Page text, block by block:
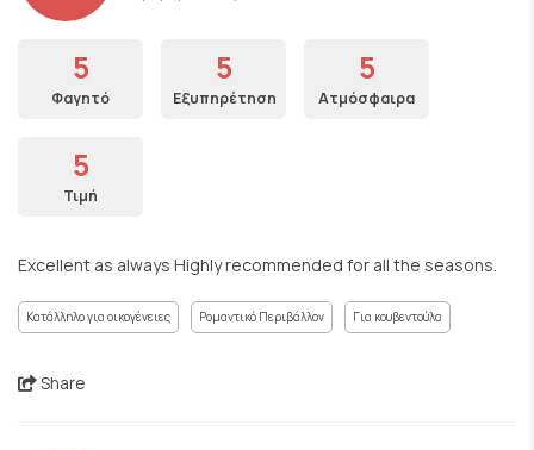
5
Φαγητό
5
Εξυπηρέτηση
5
Ατμόσφαιρα
5
Τιμή
Excellent as always Highly recommended for all the seasons.
Κατάλληλο για οικογένειες Ρομαντικό Περιβάλλον Για κουβεντούλα
Share